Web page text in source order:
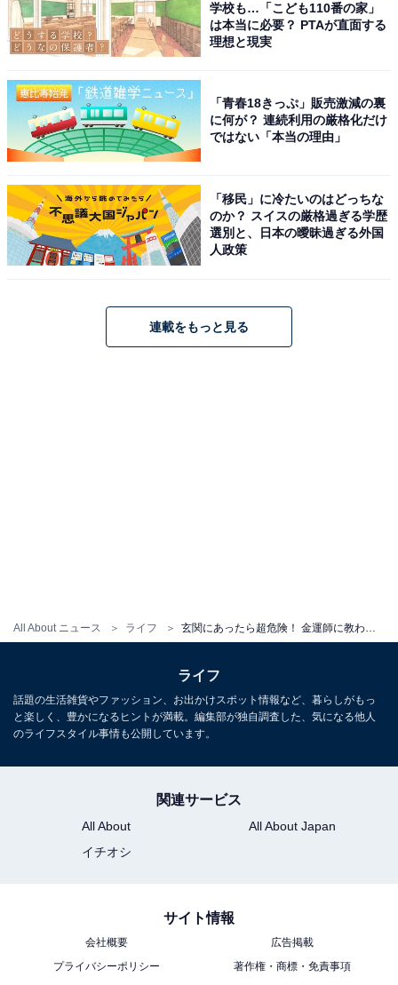
All About ニュース ライフ
学校も…「こども110番の家」
は本当に必要？ PTAが直面する
理想と現実
「青春18きっぷ」販売激減の裏
に何が？ 連続利用の厳格化だけ
ではない「本当の理由」
「移民」に冷たいのはどっちな
のか？ スイスの厳格過ぎる学歴
選別と、日本の曖昧過ぎる外国
人政策
連載をもっと見る
ライフ
話題の生活雑貨やファッション、お出かけスポット情報など、暮らしがもっ
と楽しく、豊かになるヒントが満載。編集部が独自調査した、気になる他人
のライフスタイル事情も公開しています。
関連サービス
All About
All About Japan
イチオシ
サイト情報
会社概要
広告掲載
プライバシーポリシー
著作権・商標・免責事項